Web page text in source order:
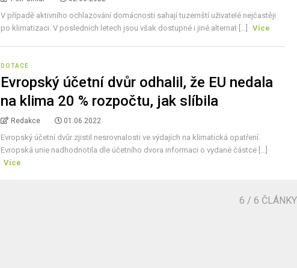
V případě aktivního ochlazování domácnosti sahají tuzemští uživatelé nejčastěji
po klimatizaci. V posledních letech jsou však dostupné i jiné alternat [...]
Více
DOTACE
Evropský účetní dvůr odhalil, že EU nedala
na klima 20 % rozpočtu, jak slíbila
Redakce 01.06.2022
Evropský účetní dvůr zjistil nesrovnalosti ve výdajích na klimatická opatření.
Evropská unie nadhodnotila dle účetního dvora informaci o vydané částce [...]
Více
6 / 6 ČLÁNKY